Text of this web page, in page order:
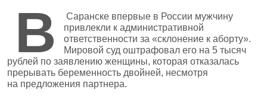
В
Саранске впервые в России мужчину
привлекли к административной
ответственности за «склонение к аборту».
Мировой суд оштрафовал его на 5 тысяч
рублей по заявлению женщины, которая отказалась
прерывать беременность двойней, несмотря
на предложения партнера.